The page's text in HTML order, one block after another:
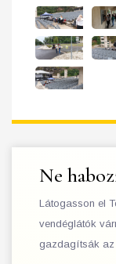
Ne
Látogasson el
vendéglátók
gazdagítsák az